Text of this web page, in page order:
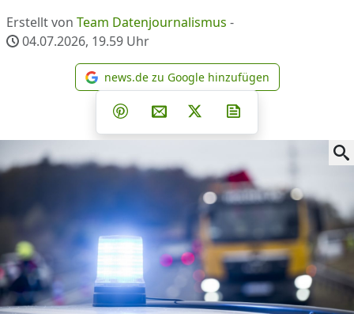
Erstellt von Team Datenjournalismus -
04.07.2026, 19.59 Uhr
news.de zu Google
news.de zu Google hinzufügen
Teilen auf Facebook
Teilen auf Whatsapp
Teilen auf Telegram
Teilen auf Pinterest
Per E-Mail teilen
Post auf X